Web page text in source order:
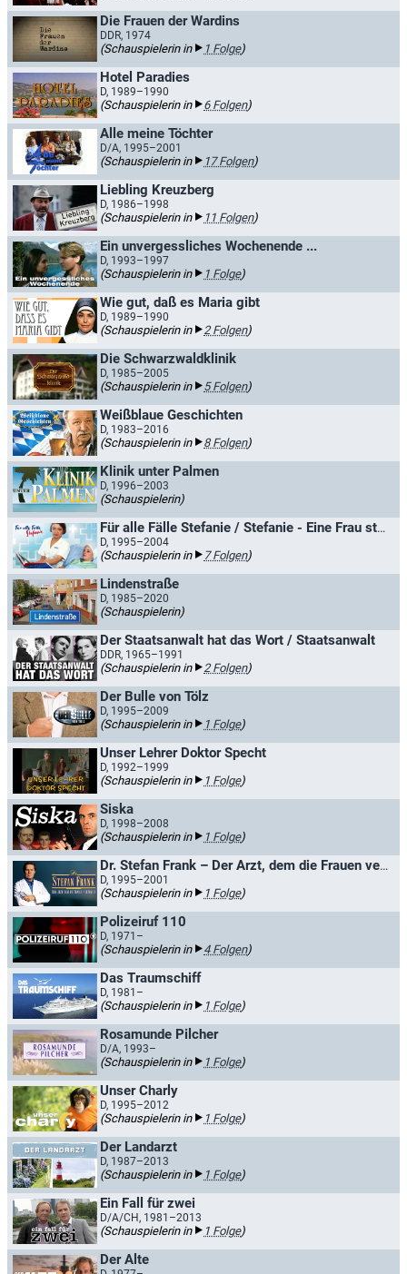
Die Frauen der Wardins
DDR, 1974
(Schauspielerin in 1 Folge)
Hotel Paradies
D, 1989–1990
(Schauspielerin in 6 Folgen)
Alle meine Töchter
D/A, 1995–2001
(Schauspielerin in 17 Folgen)
Liebling Kreuzberg
D, 1986–1998
(Schauspielerin in 11 Folgen)
Ein unvergessliches Wochenende ...
D, 1993–1997
(Schauspielerin in 1 Folge)
Wie gut, daß es Maria gibt
D, 1989–1990
(Schauspielerin in 2 Folgen)
Die Schwarzwaldklinik
D, 1985–2005
(Schauspielerin in 5 Folgen)
Weißblaue Geschichten
D, 1983–2016
(Schauspielerin in 8 Folgen)
Klinik unter Palmen
D, 1996–2003
(Schauspielerin)
Für alle Fälle Stefanie / Stefanie - Eine Frau startet durch
D, 1995–2004
(Schauspielerin in 7 Folgen)
Lindenstraße
D, 1985–2020
(Schauspielerin)
Der Staatsanwalt hat das Wort / Staatsanwalt
DDR, 1965–1991
(Schauspielerin in 2 Folgen)
Der Bulle von Tölz
D, 1995–2009
(Schauspielerin in 1 Folge)
Unser Lehrer Doktor Specht
D, 1992–1999
(Schauspielerin in 1 Folge)
Siska
D, 1998–2008
(Schauspielerin in 1 Folge)
Dr. Stefan Frank – Der Arzt, dem die Frauen vertrauen
D, 1995–2001
(Schauspielerin in 1 Folge)
Polizeiruf 110
D, 1971–
(Schauspielerin in 4 Folgen)
Das Traumschiff
D, 1981–
(Schauspielerin in 1 Folge)
Rosamunde Pilcher
D/A, 1993–
(Schauspielerin in 1 Folge)
Unser Charly
D, 1995–2012
(Schauspielerin in 1 Folge)
Der Landarzt
D, 1987–2013
(Schauspielerin in 1 Folge)
Ein Fall für zwei
D/A/CH, 1981–2013
(Schauspielerin in 1 Folge)
Der Alte